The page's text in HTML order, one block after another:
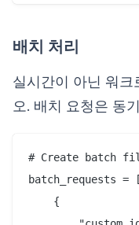
배치 처리
실시간이 아닌 워
오. 배치 요청은 동
# Create batch
batch_requests = [
    {